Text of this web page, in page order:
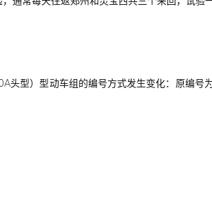
头型）型动车组的编号方式发生变化：原编号